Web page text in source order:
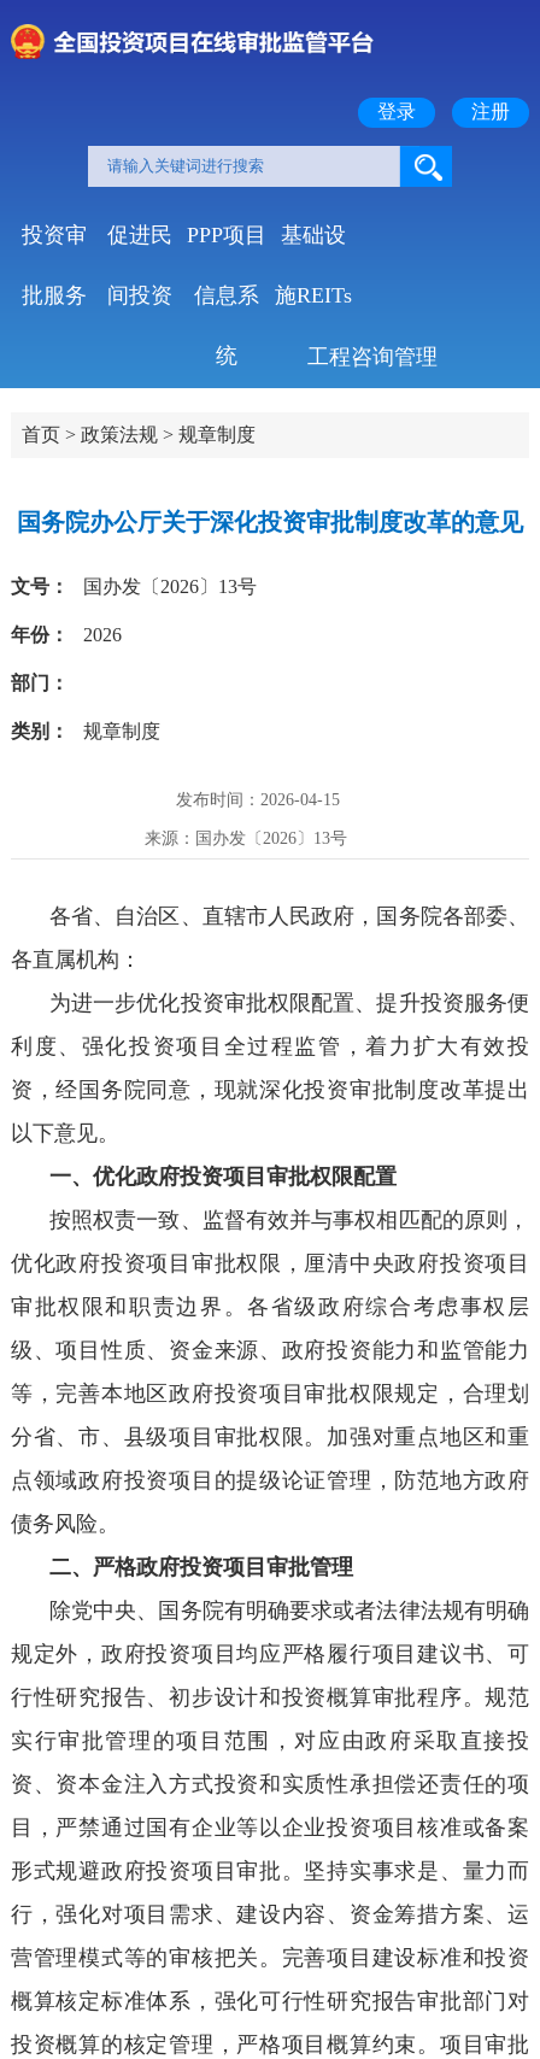
登录 注册
投资审
批服务
促进民
间投资
PPP项目
信息系
统
基础设
施REITs
工程咨询管理
首页> 政策法规> 规章制度
国务院办公厅关于深化投资审批制度改革的意见
文号： 国办发〔2026〕13号
年份： 2026
部门：
类别： 规章制度
发布时间：2026-04-15
来源：国办发〔2026〕13号
各省、自治区、直辖市人民政府，国务院各部委、
各直属机构：
为进一步优化投资审批权限配置、提升投资服务便
利度、强化投资项目全过程监管，着力扩大有效投
资，经国务院同意，现就深化投资审批制度改革提出
以下意见。
一、优化政府投资项目审批权限配置
按照权责一致、监督有效并与事权相匹配的原则，
优化政府投资项目审批权限，厘清中央政府投资项目
审批权限和职责边界。各省级政府综合考虑事权层
级、项目性质、资金来源、政府投资能力和监管能力
等，完善本地区政府投资项目审批权限规定，合理划
分省、市、县级项目审批权限。加强对重点地区和重
点领域政府投资项目的提级论证管理，防范地方政府
债务风险。
二、严格政府投资项目审批管理
除党中央、国务院有明确要求或者法律法规有明确
规定外，政府投资项目均应严格履行项目建议书、可
行性研究报告、初步设计和投资概算审批程序。规范
实行审批管理的项目范围，对应由政府采取直接投
资、资本金注入方式投资和实质性承担偿还责任的项
目，严禁通过国有企业等以企业投资项目核准或备案
形式规避政府投资项目审批。坚持实事求是、量力而
行，强化对项目需求、建设内容、资金筹措方案、运
营管理模式等的审核把关。完善项目建设标准和投资
概算核定标准体系，强化可行性研究报告审批部门对
投资概算的核定管理，严格项目概算约束。项目审批